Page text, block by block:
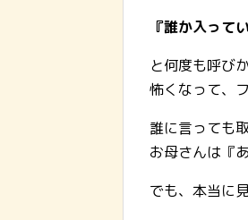
『誰か入って
と何度も呼び
怖くなって、
誰に言っても
お母さんは『
でも、本当に